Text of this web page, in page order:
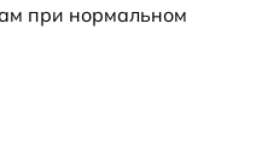
при нормальном